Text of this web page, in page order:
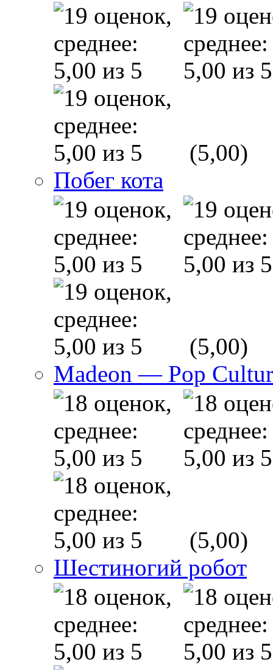
(5,00)
Побег кота
(5,00)
Madeon — Pop
(5,00)
Шестиногий робот